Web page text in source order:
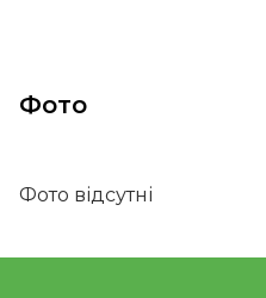
Фото
Фото відсутні